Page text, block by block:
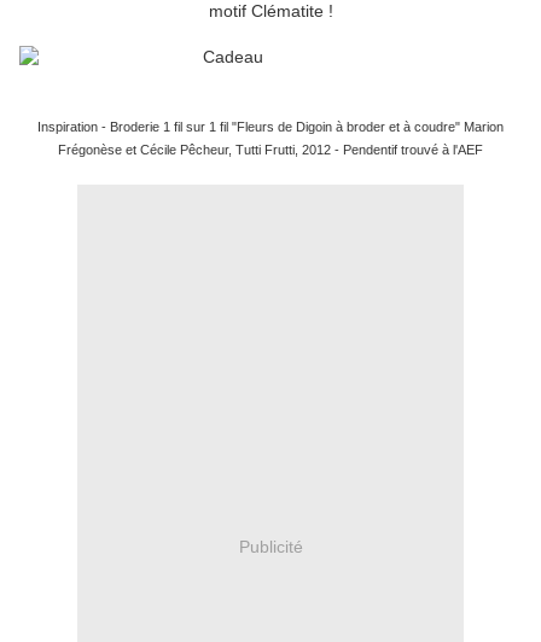
motif Clématite !
Inspiration - Broderie 1 fil sur 1 fil "Fleurs de Digoin à broder et à coudre" Marion
Frégonèse et Cécile Pêcheur, Tutti Frutti, 2012 - Pendentif trouvé à l'AEF
Publicité